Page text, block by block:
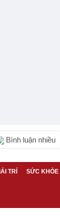
Bình luận nhiều
TRÍ SỨC KHỎE